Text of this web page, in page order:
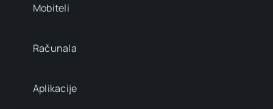
Mobiteli
Računala
Aplikacije